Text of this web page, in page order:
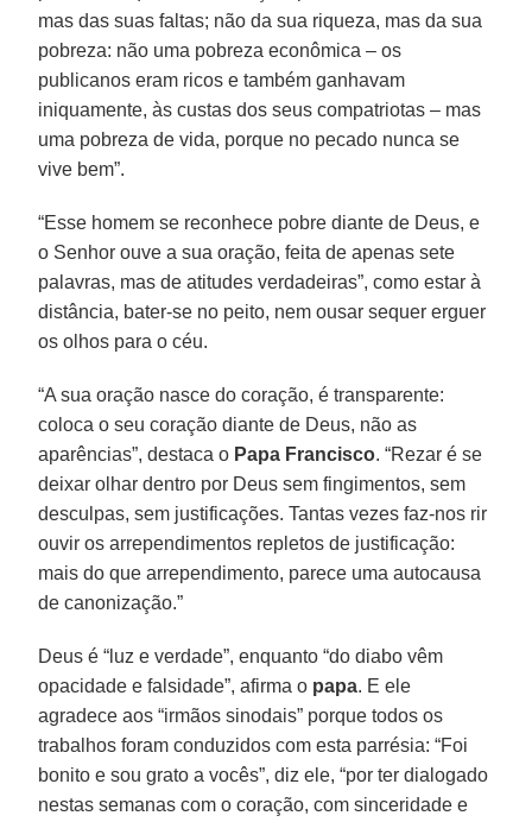
mas das suas faltas; não da sua riqueza, mas da sua
pobreza: não uma pobreza econômica – os
publicanos eram ricos e também ganhavam
iniquamente, às custas dos seus compatriotas – mas
uma pobreza de vida, porque no pecado nunca se
vive bem”.
“Esse homem se reconhece pobre diante de Deus, e
o Senhor ouve a sua oração, feita de apenas sete
palavras, mas de atitudes verdadeiras”, como estar à
distância, bater-se no peito, nem ousar sequer erguer
os olhos para o céu.
“A sua oração nasce do coração, é transparente:
coloca o seu coração diante de Deus, não as
aparências”, destaca o Papa Francisco. “Rezar é se
deixar olhar dentro por Deus sem fingimentos, sem
desculpas, sem justificações. Tantas vezes faz-nos rir
ouvir os arrependimentos repletos de justificação:
mais do que arrependimento, parece uma autocausa
de canonização.”
Deus é “luz e verdade”, enquanto “do diabo vêm
opacidade e falsidade”, afirma o papa. E ele
agradece aos “irmãos sinodais” porque todos os
trabalhos foram conduzidos com esta parrésia: “Foi
bonito e sou grato a vocês”, diz ele, “por ter dialogado
nestas semanas com o coração, com sinceridade e